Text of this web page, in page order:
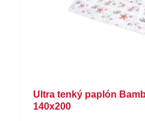
Ultra tenký paplón
140x200